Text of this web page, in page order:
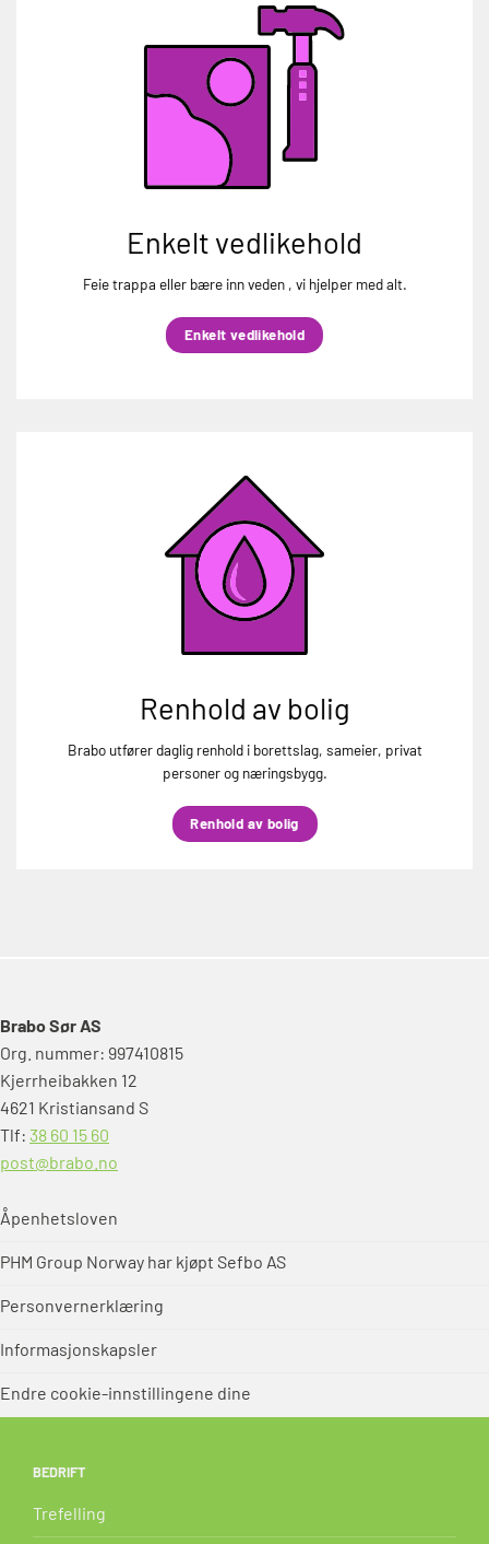
Enkelt vedlikehold
Feie trappa eller bære inn veden , vi hjelper med alt.
Enkelt vedlikehold
Renhold av bolig
Brabo utfører daglig renhold i borettslag, sameier, privat
personer og næringsbygg.
Renhold av bolig
Brabo Sør AS
Org. nummer: 997410815
Kjerrheibakken 12
4621 Kristiansand S
Tlf: 38 60 15 60
post@brabo.no
Åpenhetsloven
PHM Group Norway har kjøpt Sefbo AS
Personvernerklæring
Informasjonskapsler
Endre cookie-innstillingene dine
BEDRIFT
Trefelling